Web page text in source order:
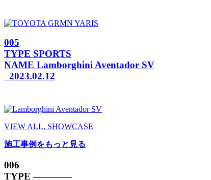
005
TYPE SPORTS
NAME Lamborghini Aventador SV
2023.02.12
VIEW ALL, SHOWCASE
施工事例をもっと見る
006
TYPE ————